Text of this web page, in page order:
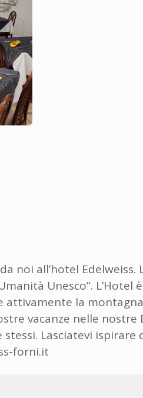
noi all’hotel Edelweiss.
Unesco”.
attivamente la
vacanze nelle
stessi. Lasciatevi
forni.it